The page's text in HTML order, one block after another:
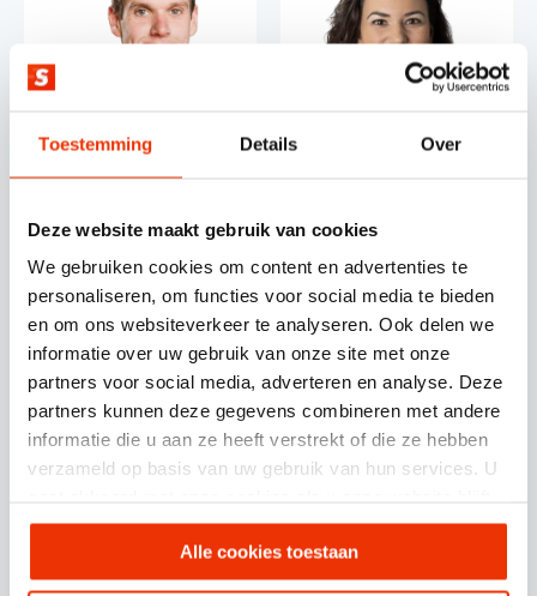
Toestemming Details Over
Deze website maakt gebruik van cookies
We gebruiken cookies om content en advertenties te
personaliseren, om functies voor social media te bieden
en om ons websiteverkeer te analyseren. Ook delen we
informatie over uw gebruik van onze site met onze
partners voor social media, adverteren en analyse. Deze
partners kunnen deze gegevens combineren met andere
informatie die u aan ze heeft verstrekt of die ze hebben
verzameld op basis van uw gebruik van hun services. U
gebruiken.
Alle cookies toestaan
Roel van der Mijden
Wesley Plugers